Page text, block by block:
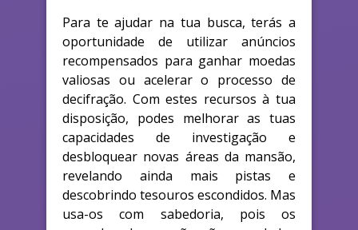
Para te ajudar na tua busca, terás a
oportunidade de utilizar anúncios
recompensados para ganhar moedas
valiosas ou acelerar o processo de
decifração. Com estes recursos à tua
disposição, podes melhorar as tuas
capacidades de investigação e
desbloquear novas áreas da mansão,
revelando ainda mais pistas e
descobrindo tesouros escondidos. Mas
usa-os com sabedoria, pois os